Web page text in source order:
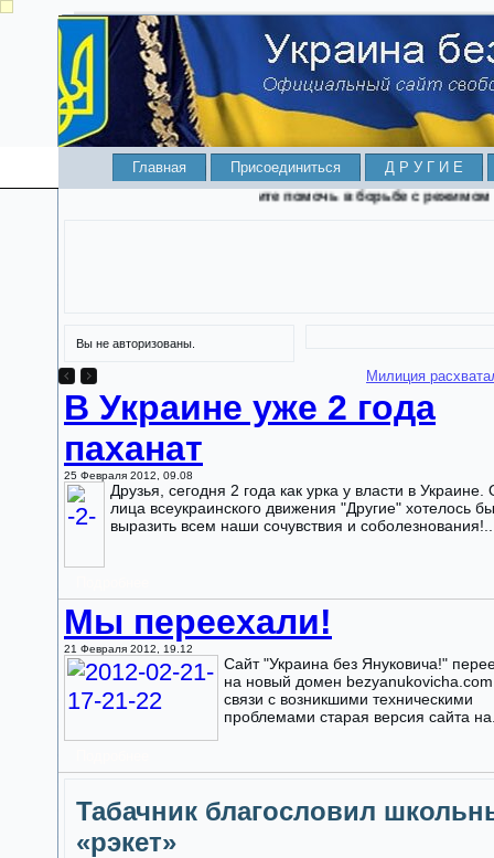
Главная Присоединиться
Д Р У Г И Е
Хотите помочь в борьбе с режимом
Вы не авторизованы.
Кличко не захотел отвечать какое гражданство у его
В Украине уже 2 года
паханат
25 Февраля 2012, 09.08
Друзья, сегодня 2 года как урка у власти в Украине.
лица всеукраинского движения "Другие" хотелось бы
выразить всем наши сочувствия и
Мы переехали!
21 Февраля 2012, 19.12
Сайт "Украина без Януковича!"
на новый домен
связи с возникшими техническими
проблемами старая версия сайта
Табачник благословил
«рэкет»